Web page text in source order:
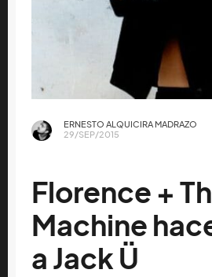
ERNESTO ALQUICIRA MADRAZO
29/SEP/2015
Florence +
Machine
a Jack Ü